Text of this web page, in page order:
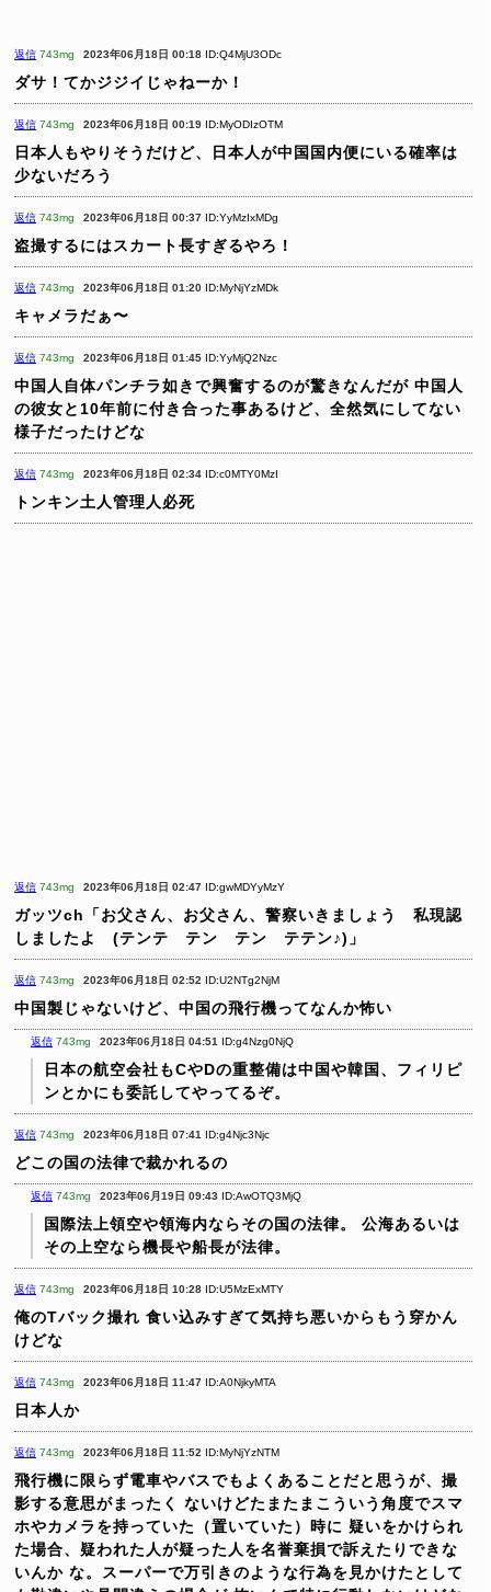
返信 743mg 2023年06月18日 00:18 ID:Q4MjU3ODc
ダサ！てかジジイじゃねーか！
返信 743mg 2023年06月18日 00:19 ID:MyODIzOTM
日本人もやりそうだけど、日本人が中国国内便にいる確率は
少ないだろう
返信 743mg 2023年06月18日 00:37 ID:YyMzIxMDg
盗撮するにはスカート長すぎるやろ！
返信 743mg 2023年06月18日 01:20 ID:MyNjYzMDk
キャメラだぁ〜
返信 743mg 2023年06月18日 01:45 ID:YyMjQ2Nzc
中国人自体パンチラ如きで興奮するのが驚きなんだが 中国人
の彼女と10年前に付き合った事あるけど、全然気にしてない
様子だったけどな
返信 743mg 2023年06月18日 02:34 ID:c0MTY0MzI
トンキン土人管理人必死
返信 743mg 2023年06月18日 02:47 ID:gwMDYyMzY
ガッツch「お父さん、お父さん、警察いきましょう 私現認
しましたよ (テンテ テン テン テテン♪)」
返信 743mg 2023年06月18日 02:52 ID:U2NTg2NjM
中国製じゃないけど、中国の飛行機ってなんか怖い
返信 743mg 2023年06月18日 04:51 ID:g4Nzg0NjQ
日本の航空会社もCやDの重整備は中国や韓国、フィリピ
ンとかにも委託してやってるぞ。
返信 743mg 2023年06月18日 07:41 ID:g4Njc3Njc
どこの国の法律で裁かれるの
返信 743mg 2023年06月19日 09:43 ID:AwOTQ3MjQ
国際法上領空や領海内ならその国の法律。
公海あるいは
その上空なら機長や船長が法律。
返信 743mg 2023年06月18日 10:28 ID:U5MzExMTY
俺のTバック撮れ 食い込みすぎて気持ち悪いからもう穿かん
けどな
返信 743mg 2023年06月18日 11:47 ID:A0NjkyMTA
日本人か
返信 743mg 2023年06月18日 11:52 ID:MyNjYzNTM
飛行機に限らず電車やバスでもよくあることだと思うが、撮
影する意思がまったく
ないけどたまたまこういう角度でスマ
ホやカメラを持っていた（置いていた）時に 疑いをかけられ
た場合、疑われた人が疑った人を名誉棄損で訴えたりできな
いんか な。スーパーで万引きのような行為を見かけたとして